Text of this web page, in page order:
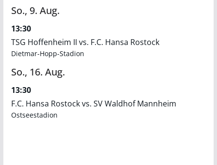
So., 9. Aug.
13:30
TSG Hoffenheim II vs. F.C. Hansa Rostock
Dietmar-Hopp-Stadion
So., 16. Aug.
13:30
F.C. Hansa Rostock vs. SV Waldhof Mannheim
Ostseestadion